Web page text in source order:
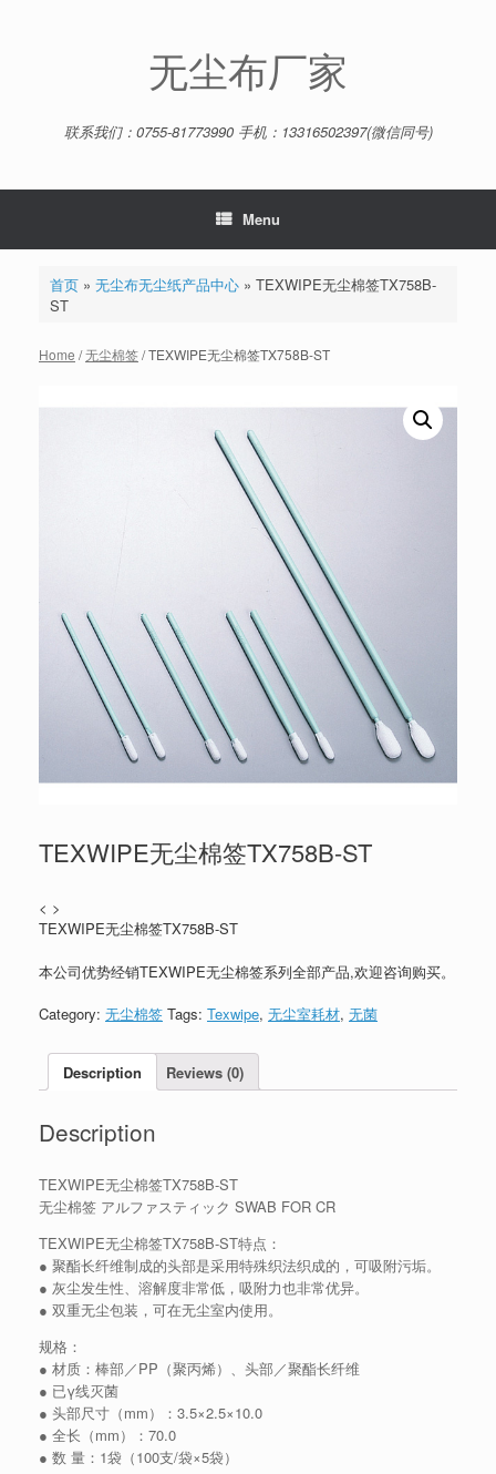
无尘布厂家
联系我们：0755-81773990 手机：13316502397(微信同号)
Menu
首页» 无尘布无尘纸产品中心» TEXWIPE无尘棉签TX758B-
ST
Home /无尘棉签/ TEXWIPE无尘棉签TX758B-ST
TEXWIPE无尘棉签TX758B-ST
< >
TEXWIPE无尘棉签TX758B-ST
本公司优势经销TEXWIPE无尘棉签系列全部产品,欢迎咨询购买。
Category: 无尘棉签 Tags: Texwipe, 无尘室耗材, 无菌
Description Reviews (0)
Description
TEXWIPE无尘棉签TX758B-ST
无尘棉签 アルファスティック SWAB FOR CR
TEXWIPE无尘棉签TX758B-ST特点：
● 聚酯长纤维制成的头部是采用特殊织法织成的，可吸附污垢。
● 灰尘发生性、溶解度非常低，吸附力也非常优异。
● 双重无尘包装，可在无尘室内使用。
规格：
● 材质：棒部／PP（聚丙烯）、头部／聚酯长纤维
● 已γ线灭菌
● 头部尺寸（mm）：3.5×2.5×10.0
● 全长（mm）：70.0
● 数 量：1袋（100支/袋×5袋）